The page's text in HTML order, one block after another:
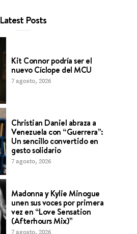
Latest Posts
Kit Connor podría ser el
nuevo Cíclope del MCU
7 agosto, 2026
Christian Daniel abraza a
Venezuela con “Guerrera”:
Un sencillo convertido en
gesto solidario
7 agosto, 2026
Madonna y Kylie Minogue
unen sus voces por primera
vez en “Love Sensation
(Afterhours Mix)”
7 agosto, 2026